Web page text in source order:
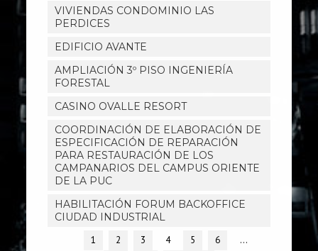
VIVIENDAS CONDOMINIO LAS
PERDICES
EDIFICIO AVANTE
AMPLIACIÓN 3º PISO INGENIERÍA
FORESTAL
CASINO OVALLE RESORT
COORDINACIÓN DE ELABORACIÓN DE
ESPECIFICACIÓN DE REPARACIÓN
PARA RESTAURACIÓN DE LOS
CAMPANARIOS DEL CAMPUS ORIENTE
DE LA PUC
HABILITACIÓN FORUM BACKOFFICE
CIUDAD INDUSTRIAL
1 2 3 4 5 6 …